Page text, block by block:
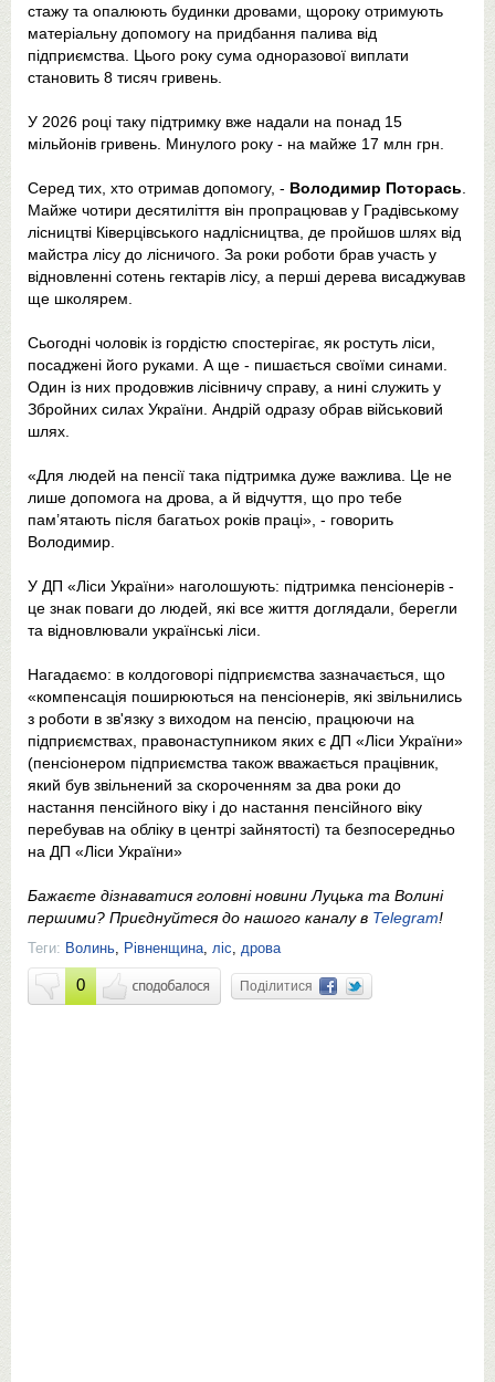
стажу та опалюють будинки дровами, щороку отримують
матеріальну допомогу на придбання палива від
підприємства. Цього року сума одноразової виплати
становить 8 тисяч гривень.
У 2026 році таку підтримку вже надали на понад 15
мільйонів гривень. Минулого року - на майже 17 млн грн.
Серед тих, хто отримав допомогу, - Володимир Поторась
Майже чотири десятиліття він пропрацював у Градівському
лісництві Ківерцівського надлісництва, де пройшов шлях від
майстра лісу до лісничого. За роки роботи брав участь у
відновленні сотень гектарів лісу, а перші дерева висаджував
ще школярем.
Сьогодні чоловік із гордістю спостерігає, як ростуть ліси,
посаджені його руками. А ще - пишається своїми синами.
Один із них продовжив лісівничу справу, а нині служить у
Збройних силах України. Андрій одразу обрав військовий
шлях.
«Для людей на пенсії така підтримка дуже важлива. Це не
лише допомога на дрова, а й відчуття, що про тебе
пам’ятають після багатьох років праці», - говорить
Володимир.
У ДП «Ліси України» наголошують: підтримка пенсіонерів -
це знак поваги до людей, які все життя доглядали, берегли
та відновлювали українські ліси.
Нагадаємо: в колдоговорі підприємства зазначається, що
«компенсація поширюються на пенсіонерів, які звільнились
з роботи в зв'язку з виходом на пенсію, працюючи на
підприємствах, правонаступником яких є ДП «Ліси України»
(пенсіонером підприємства також вважається працівник,
який був звільнений за скороченням за два роки до
настання пенсійного віку і до настання пенсійного віку
перебував на обліку в центрі зайнятості) та безпосередньо
на ДП «Ліси України»
Бажаєте дізнаватися головні новини Луцька та Волині
першими? Приєднуйтеся до нашого каналу в Telegram!
Теги: Волинь Рівненщина ліс дрова
0 Поділитися